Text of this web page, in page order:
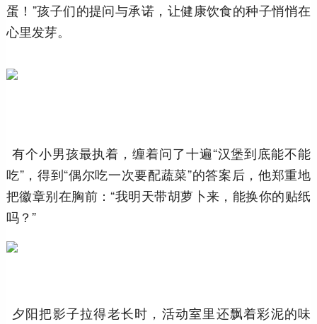
蛋！”孩子们的提问与承诺，让健康饮食的种子悄悄在
心里发芽。
有个小男孩最执着，缠着问了十遍“汉堡到底能不能
吃”，得到“偶尔吃一次要配蔬菜”的答案后，他郑重地
把徽章别在胸前：“我明天带胡萝卜来，能换你的贴纸
吗？”
夕阳把影子拉得老长时，活动室里还飘着彩泥的味